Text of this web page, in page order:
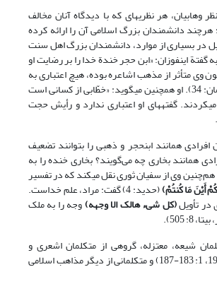
وهابیان، هر نظریه‏ای که با دیدگاه آنان مخالف
دانشمندان بزرگ اسلامی آن را ارائه کرده
در بسیاری از موارد، دانشمندان بزرگ اهل سنت
این‏فوزان: «ابن حجر خندة خدا را بر رضایت او
وی متأثر از مذهب اشاعره بوده، هیچ اعتباری به
گفتة او نیست.» (همان: 34). او همچنین می‏گوید: «خطّابی از کسانی است
گفته‏های او اعتباری ندارد و رأیش حجت
افرادی همانند ابن‏حجر و ذهبی را بتوانند تضعیف
همانند بخاری چه می‌گویند؟ بخاری خنده را به
وی از سفیان ثوری نقل می‏کند که در تفسیر
أَیْنَ مَا کُنتُمْ) (حدید: 4) گفت: مراد، علم خداست.
تأویل(کل شیء هالک الا وجهه)وجه را به ملک
505).
شیعه، معتزله، گروهی از متکلمان اشعری و
ماتریدی (نسفی، 1990، 1: 183-187) و متکلمانی از دیگر مذاهب اسلامی